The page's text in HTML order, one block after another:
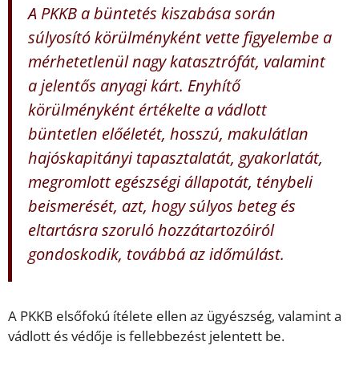
A PKKB a büntetés kiszabása során
súlyosító körülményként vette figyelembe a
mérhetetlenül nagy katasztrófát, valamint
a jelentős anyagi kárt. Enyhítő
körülményként értékelte a vádlott
büntetlen előéletét, hosszú, makulátlan
hajóskapitányi tapasztalatát, gyakorlatát,
megromlott egészségi állapotát, ténybeli
beismerését, azt, hogy súlyos beteg és
eltartásra szoruló hozzátartozóiról
gondoskodik, továbbá az időmúlást.
A PKKB elsőfokú ítélete ellen az ügyészség, valamint a
vádlott és védője is fellebbezést jelentett be.